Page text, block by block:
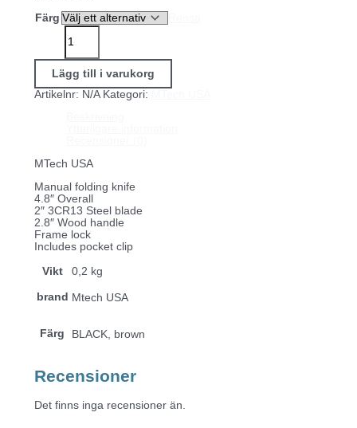
Färg
MTech
Manual
folding
knife
Lägg till i varukorg
Artikelnr: N/A Kategori:
MTech USA
Manual folding knife
4.8″ Overall
2″ 3CR13 Steel blade
2.8″ Wood handle
Frame lock
Includes pocket clip
Vikt 0,2 kg
brand Mtech USA
Färg BLACK, brown
Recensioner
Det finns inga recensioner än.